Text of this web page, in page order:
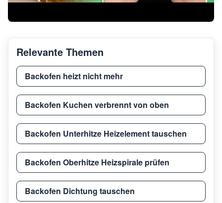
Relevante Themen
Backofen heizt nicht mehr
Backofen Kuchen verbrennt von oben
Backofen Unterhitze Heizelement tauschen
Backofen Oberhitze Heizspirale prüfen
Backofen Dichtung tauschen